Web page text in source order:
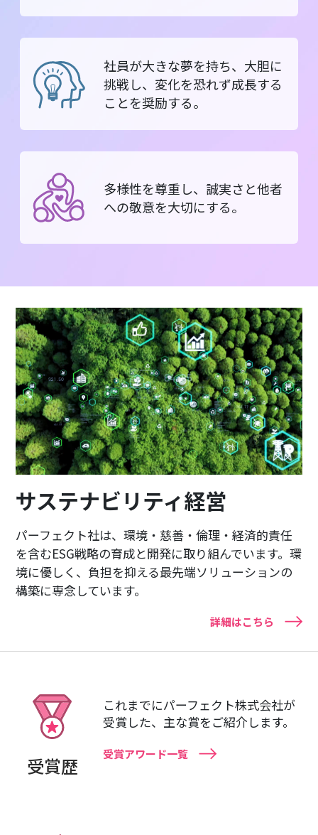
社員が大きな夢を持ち、大胆に
挑戦し、変化を恐れず成長する
ことを奨励する。
多様性を尊重し、誠実さと他者
への敬意を大切にする。
サステナビリティ経営
パーフェクト社は、環境・慈善・倫理・経済的責任
を含むESG戦略の育成と開発に取り組んでいます。環
境に優しく、負担を抑える最先端ソリューションの
構築に専念しています。
詳細はこちら
受賞歴
これまでにパーフェクト株式会社が
受賞した、主な賞をご紹介します。
受賞アワード一覧